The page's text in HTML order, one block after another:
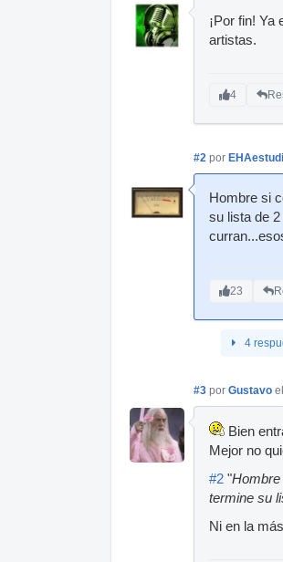
¡Por fin! Ya
artistas.
4
#2 por
Hombre si
su lista de
23
4
#3 por Gustavo
Bien
Mejor no
#2 "Hombre
termine su
Ni en la